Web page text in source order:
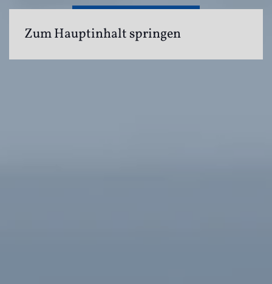
Zum Hauptinhalt springen